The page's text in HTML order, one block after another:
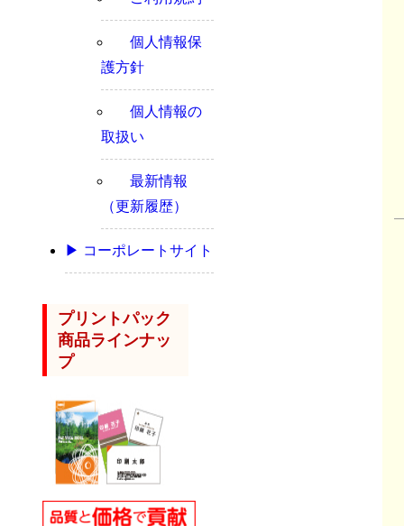
個人情報保
護方針
個人情報の
取扱い
最新情報
（更新履歴）
▶ コーポレートサイト
プリントパック
商品ラインナッ
プ